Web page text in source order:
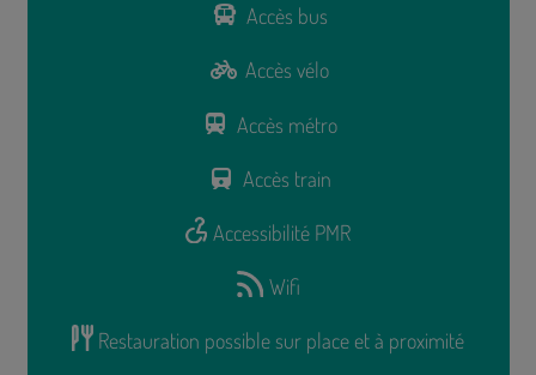
Accès bus
Accès vélo
Accès métro
Accès train
Accessibilité PMR
Wifi
Restauration possible sur place et à proximité